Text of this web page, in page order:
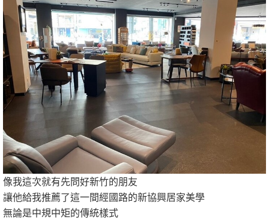
像我這次就有先問好新竹的朋友
讓他給我推薦了這一間經國路的新協興居家美學
無論是中規中矩的傳統樣式